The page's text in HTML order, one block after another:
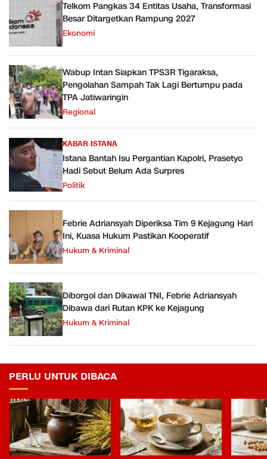
Telkom Pangkas 34 Entitas Usaha, Transformasi
Besar Ditargetkan Rampung 2027
Ekonomi
Wabup Intan Siapkan TPS3R Tigaraksa,
Pengolahan Sampah Tak Lagi Bertumpu pada
TPA Jatiwaringin
Regional
KABAR ISTANA
Istana Bantah Isu Pergantian Kapolri, Prasetyo
Hadi Sebut Belum Ada Surpres
Politik
Febrie Adriansyah Diperiksa Tim 9 Kejagung Hari
Ini, Kuasa Hukum Pastikan Kooperatif
Hukum & Kriminal
Diborgol dan Dikawal TNI, Febrie Adriansyah
Dibawa dari Rutan KPK ke Kejagung
Hukum & Kriminal
PERLU UNTUK DIBACA